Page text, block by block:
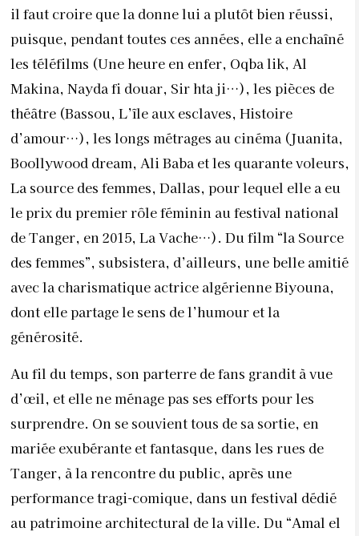
il faut croire que la donne lui a plutôt bien réussi,
puisque, pendant toutes ces années, elle a enchaîné
les téléfilms (Une heure en enfer, Oqba lik, Al
Makina, Nayda fi douar, Sir hta ji…), les pièces de
théâtre (Bassou, L’île aux esclaves, Histoire
d’amour…), les longs métrages au cinéma (Juanita,
Boollywood dream, Ali Baba et les quarante voleurs,
La source des femmes, Dallas, pour lequel elle a eu
le prix du premier rôle féminin au festival national
de Tanger, en 2015, La Vache…). Du film “la Source
des femmes”, subsistera, d’ailleurs, une belle amitié
avec la charismatique actrice algérienne Biyouna,
dont elle partage le sens de l’humour et la
générosité.
Au fil du temps, son parterre de fans grandit à vue
d’œil, et elle ne ménage pas ses efforts pour les
surprendre. On se souvient tous de sa sortie, en
mariée exubérante et fantasque, dans les rues de
Tanger, à la rencontre du public, après une
performance tragi-comique, dans un festival dédié
au patrimoine architectural de la ville. Du “Amal el